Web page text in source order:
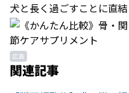
犬と長く過ごすことに直結
広告
関連記事